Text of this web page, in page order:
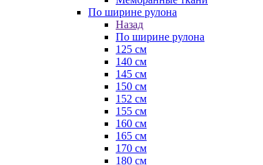
По ширине рулона
Назад
По ширине рулона
125 см
140 см
145 см
150 см
152 см
155 см
160 см
165 см
170 см
180 см